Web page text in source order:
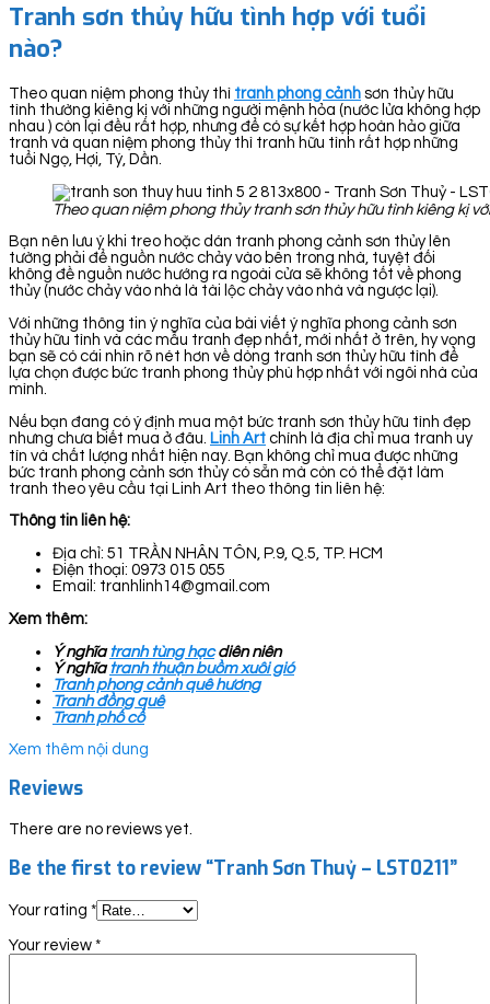
Tranh sơn thủy hữu tình hợp với tuổi
nào?
Theo quan niệm phong thủy thì tranh phong cảnh sơn thủy hữu
tình thường kiêng kị với những người mệnh hỏa (nước lửa không hợp
nhau ) còn lại đều rất hợp, nhưng để có sự kết hợp hoàn hảo giữa
tranh và quan niệm phong thủy thì tranh hữu tình rất hợp những
tuổi Ngọ, Hợi, Tý, Dần.
Theo quan niệm phong thủy tranh sơn thủy hữu tình kiêng kị
Bạn nên lưu ý khi treo hoặc dán tranh phong cảnh sơn thủy lên
tường phải để nguồn nước chảy vào bên trong nhà, tuyệt đối
không đề nguồn nước hướng ra ngoài cửa sẽ không tốt về phong
thủy (nước chảy vào nhà là tài lộc chảy vào nhà và ngược lại).
Với những thông tin ý nghĩa của bài viết ý nghĩa phong cảnh sơn
thủy hữu tình và các mẫu tranh đẹp nhất, mới nhất ở trên, hy vọng
bạn sẽ có cái nhìn rõ nét hơn về dòng tranh sơn thủy hữu tình để
lựa chọn được bức tranh phong thủy phù hợp nhất với ngôi nhà của
mình.
Nếu bạn đang có ý định mua một bức tranh sơn thủy hữu tình đẹp
nhưng chưa biết mua ở đâu. Linh Art chính là địa chỉ mua tranh uy
tín và chất lượng nhất hiện nay. Bạn không chỉ mua được những
bức tranh phong cảnh sơn thủy có sẵn mà còn có thể đặt làm
tranh theo yêu cầu tại Linh Art theo thông tin liên hệ:
Thông tin liên hệ:
Địa chỉ: 51 TRẦN NHÂN TÔN, P.9, Q.5, TP. HCM
Điện thoại: 0973 015 055
Email: tranhlinh14@gmail.com
Xem thêm:
Ý nghĩatranh tùng hạcdiên niên
Ý nghĩatranh thuận buồm xuôi gió
Tranh phong cảnh quê hương
Tranh đồng quê
Tranh phố cổ
Xem thêm nội dung
Reviews
There are no reviews yet.
Be the first to review “Tranh Sơn Thuỷ – LST0211”
Your rating *
Your review *